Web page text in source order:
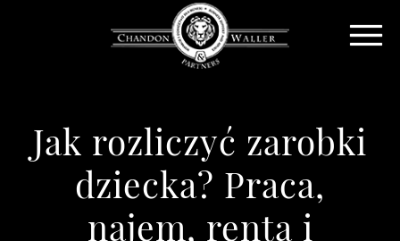
Jak rozliczyć zarobki
dziecka? Praca,
najem, renta i